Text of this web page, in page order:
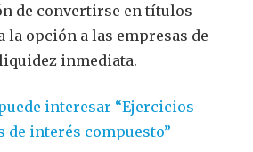
de convertirse en títulos
la opción a las empresas de
inmediata.
interesar “Ejercicios
de interés compuesto”